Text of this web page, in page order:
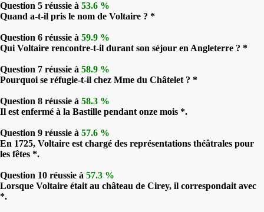
Question 5 réussie à 53.6 %
Quand a-t-il pris le nom de Voltaire ? *
Question 6 réussie à 59.9 %
Qui Voltaire rencontre-t-il durant son séjour en Angleterre ? *
Question 7 réussie à 58.9 %
Pourquoi se réfugie-t-il chez Mme du Châtelet ? *
Question 8 réussie à 58.3 %
Il est enfermé à la Bastille pendant onze mois *.
Question 9 réussie à 57.6 %
En 1725, Voltaire est chargé des représentations théâtrales pour
les fêtes *.
Question 10 réussie à 57.3 %
Lorsque Voltaire était au château de Cirey, il correspondait avec
*.